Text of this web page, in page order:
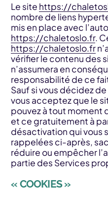
Le site https://
nombre de liens
mis en place avec
https://chaletoslo.fr.
https://chaletoslo.fr
vérifier le contenu des
n’assumera en
responsabilité de ce
Sauf si vous décidez
vous acceptez que le
pouvez à tout moment
et ce gratuitement à
désactivation qui vous
rappelées ci-après,
réduire ou empêcher
partie des Services
« COOKIES »